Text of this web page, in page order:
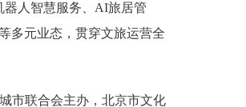
器人智慧服务、AI旅居管
多元业态，贯穿文旅运营全
市联合会主办，北京市文化